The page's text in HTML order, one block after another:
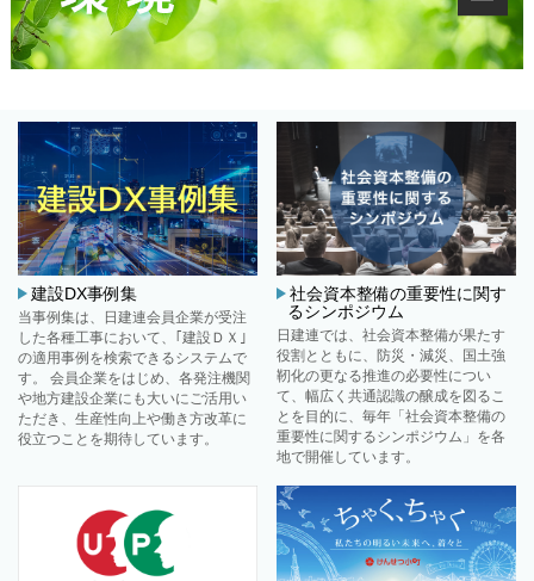
建築工事適正工期算定プログラム
音響技術資料集
室内空気質対策事例集
既存地下工作物の取扱いに関するガイドライン
高流動性コンクリートの普及
生産性向上・省人化への取組み事例
VE等施工改善事例発表会
魅力ある建築生産の場づくり・人づくり
「スケッチコミュニケーション」のススメ
建築技術者向け設備工事ポイントシート
既成コンクリート杭
建築ICT WEB（ICT推進部会）
鉄骨工事Q＆A
建設三団体安全対策協議会
安全対策本部発行資料一覧
脱炭素社会
循環型社会
自然共生社会
建設DX事例集
当事例集は、日建連会員企業が受注
した各種工事において、｢建設ＤＸ｣
の適用事例を検索できるシステムで
す。 会員企業をはじめ、各発注機関
や地方建設企業にも大いにご活用い
ただき、生産性向上や働き方改革に
役立つことを期待しています。
社会資本整備の重要性に関す
るシンポジウム
日建連では、社会資本整備が果たす
役割とともに、防災・減災、国土強
靭化の更なる推進の必要性につい
て、幅広く共通認識の醸成を図るこ
とを目的に、毎年「社会資本整備の
重要性に関するシンポジウム」を各
地で開催しています。